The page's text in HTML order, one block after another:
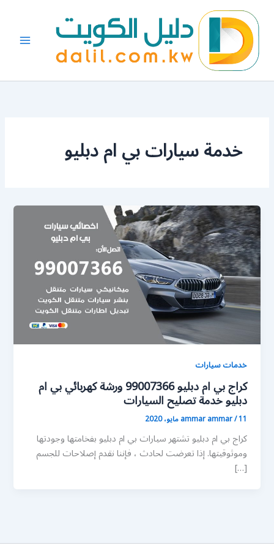
المحتوى
خدمة سيارات بي ام دبليو
خدمات سيارات
كراج بي ام دبليو 99007366 ورشة كهربائي بي ام
دبليو خدمة تصليح السيارات
ammar ammar/11 مايو، 2020
كراج بي ام دبليو تشتهر سيارات بي ام دبليو بفخامتها وجودتها
وموثوقيتها. إذا تعرضت لحادث ، فإننا نقدم إصلاحات للجسم
[…]